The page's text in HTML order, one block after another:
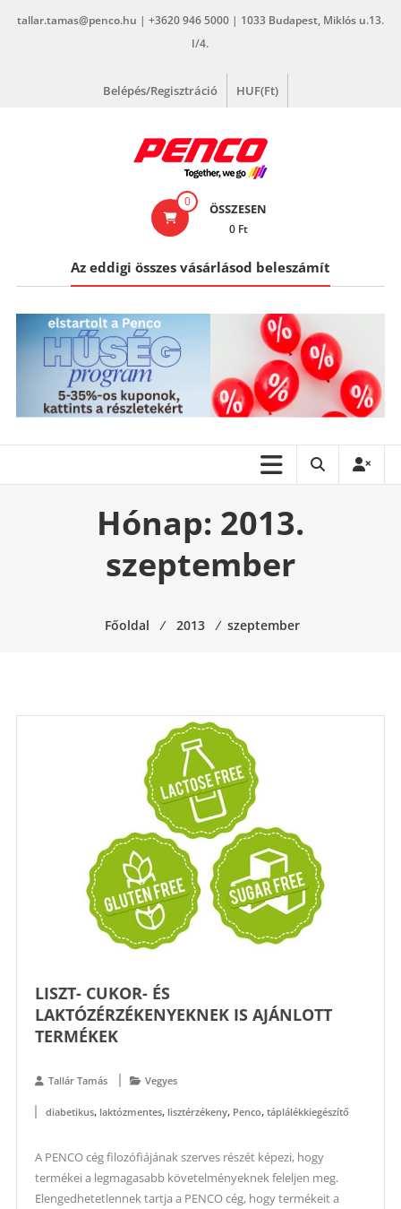
tallar.tamas@penco.hu | +3620 946 5000 | 1033 Budapest, Miklós u.13.
I/4.
Belépés/Regisztráció HUF(Ft)
0 ÖSSZESEN
0 Ft
Az eddigi összes vásárlásod beleszámít
Hónap: 2013.
szeptember
Főoldal ⁄ 2013 ⁄ szeptember
LISZT- CUKOR- ÉS
LAKTÓZÉRZÉKENYEKNEK IS AJÁNLOTT
TERMÉKEK
Tallár Tamás Vegyes
diabetikus, laktózmentes, lisztérzékeny, Penco, táplálékkiegészítő
A PENCO cég filozófiájának szerves részét képezi, hogy
termékei a legmagasabb követelményeknek feleljen meg.
Elengedhetetlennek tartja a PENCO cég, hogy termékeit a